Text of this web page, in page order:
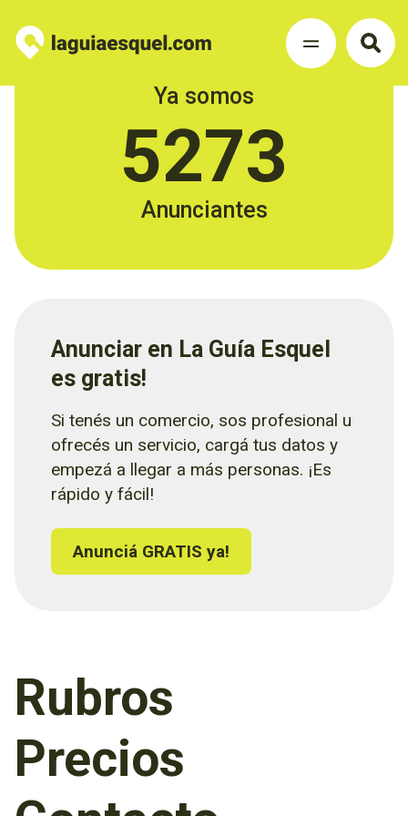
Ya somos
5273
Anunciantes
Anunciar en La Guía Esquel
es gratis!
Si tenés un comercio, sos profesional u
ofrecés un servicio, cargá tus datos y
empezá a llegar a más personas. ¡Es
rápido y fácil!
Anunciá GRATIS ya!
Rubros
Precios